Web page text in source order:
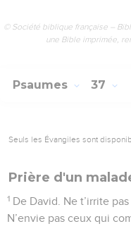
© Société biblique française –
une Bible imprimée,
Psaumes 37
Seuls les Évangiles sont
Prière d'un
1 De David. Ne t’irrite
N’envie pas ceux qui